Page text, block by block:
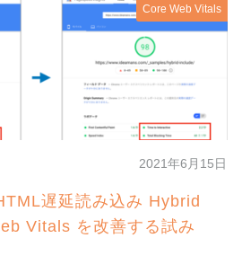
Core Web Vitals
2021年6月15日
遅延読み込み Hybrid
Vitals を改善する試み